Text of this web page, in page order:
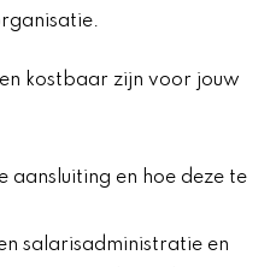
kostbaar zijn voor jouw
aansluiting en hoe deze te
salarisadministratie en